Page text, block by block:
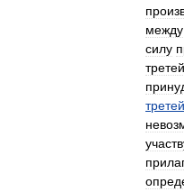
между
силу